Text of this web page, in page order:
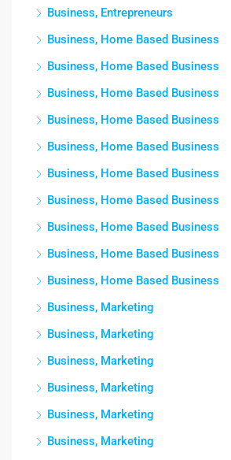
Business, Entrepreneurs
Business, Home Based Business
Business, Home Based Business
Business, Home Based Business
Business, Home Based Business
Business, Home Based Business
Business, Home Based Business
Business, Home Based Business
Business, Home Based Business
Business, Home Based Business
Business, Home Based Business
Business, Marketing
Business, Marketing
Business, Marketing
Business, Marketing
Business, Marketing
Business, Marketing